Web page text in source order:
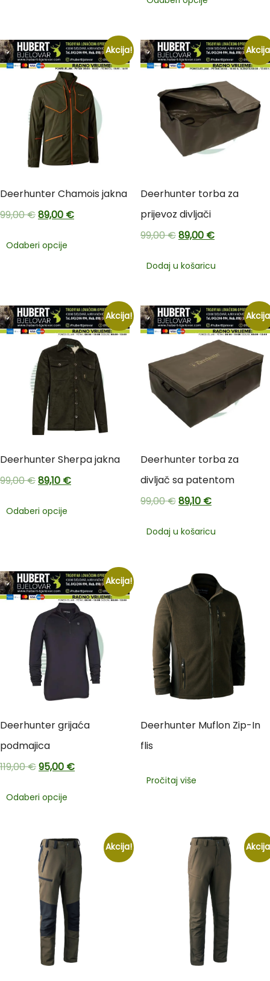
Akcija!
Deerhunter Chamois jakna
99,00€89,00 €
Odaberi opcije
Deerhunter torba za
prijevoz divljači
99,00€89,00 €
Dodaj u košaricu
Akcija!
Deerhunter Sherpa jakna
99,00€89,10 €
Odaberi opcije
Deerhunter torba za
divljač sa patentom
99,00€89,10 €
Dodaj u košaricu
Akcija!
Deerhunter grijaća
podmajica
119,00€95,00 €
Odaberi opcije
Deerhunter Muflon Zip-In
flis
Pročitaj više
Akcija!